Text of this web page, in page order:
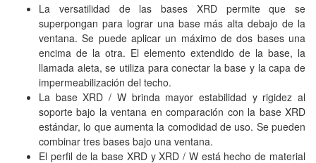
La versatilidad de las bases XRD permite que se
superpongan para lograr una base más alta debajo de la
ventana.Se puede aplicar un máximo de dos bases una
encima de la otra. El elemento extendido de la base, la
llamada aleta, se utiliza para conectar la base y la capa de
impermeabilización del techo.
La base XRD / W brinda mayor estabilidad y rigidez al
soporte bajo la ventana en comparación con la base XRD
estándar, lo que aumenta la comodidad de uso. Se pueden
combinar tres bases bajo una ventana.
El perfil de la base XRD y XRD / W está hecho de material